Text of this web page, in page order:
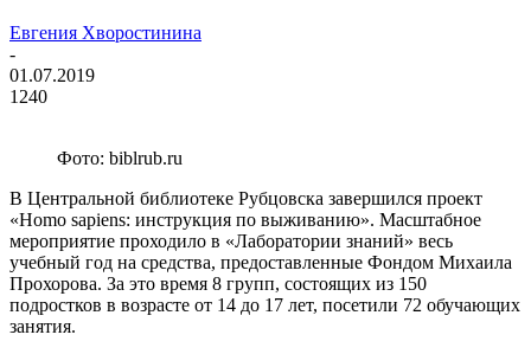
Евгения Хворостинина
-
01.07.2019
1240
Фото: biblrub.ru
В Центральной библиотеке Рубцовска завершился проект
«Homo sapiens: инструкция по выживанию». Масштабное
мероприятие проходило в «Лаборатории знаний» весь
учебный год на средства, предоставленные Фондом Михаила
Прохорова. За это время 8 групп, состоящих из 150
подростков в возрасте от 14 до 17 лет, посетили 72 обучающих
занятия.